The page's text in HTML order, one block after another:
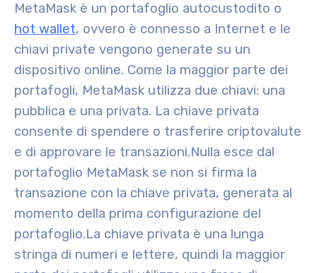
MetaMask è un portafoglio autocustodito o
hot wallet, ovvero è connesso a Internet e le
chiavi private vengono generate su un
dispositivo online. Come la maggior parte dei
portafogli, MetaMask utilizza due chiavi: una
pubblica e una privata. La chiave privata
consente di spendere o trasferire criptovalute
e di approvare le transazioni.Nulla esce dal
portafoglio MetaMask se non si firma la
transazione con la chiave privata, generata al
momento della prima configurazione del
portafoglio.La chiave privata è una lunga
stringa di numeri e lettere, quindi la maggior